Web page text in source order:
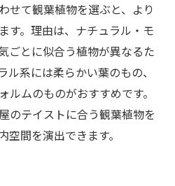
せて観葉植物を選ぶと、より
す。理由は、ナチュラル・モ
ごとに似合う植物が異なるた
ル系には柔らかい葉のもの、
ルムのものがおすすめです。
のテイストに合う観葉植物を
間を演出できます。